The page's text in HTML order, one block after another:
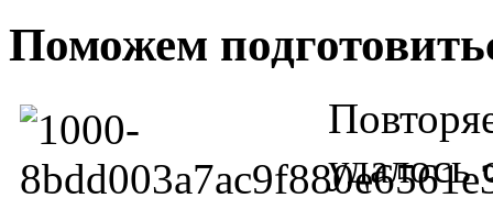
Поможем
удалось